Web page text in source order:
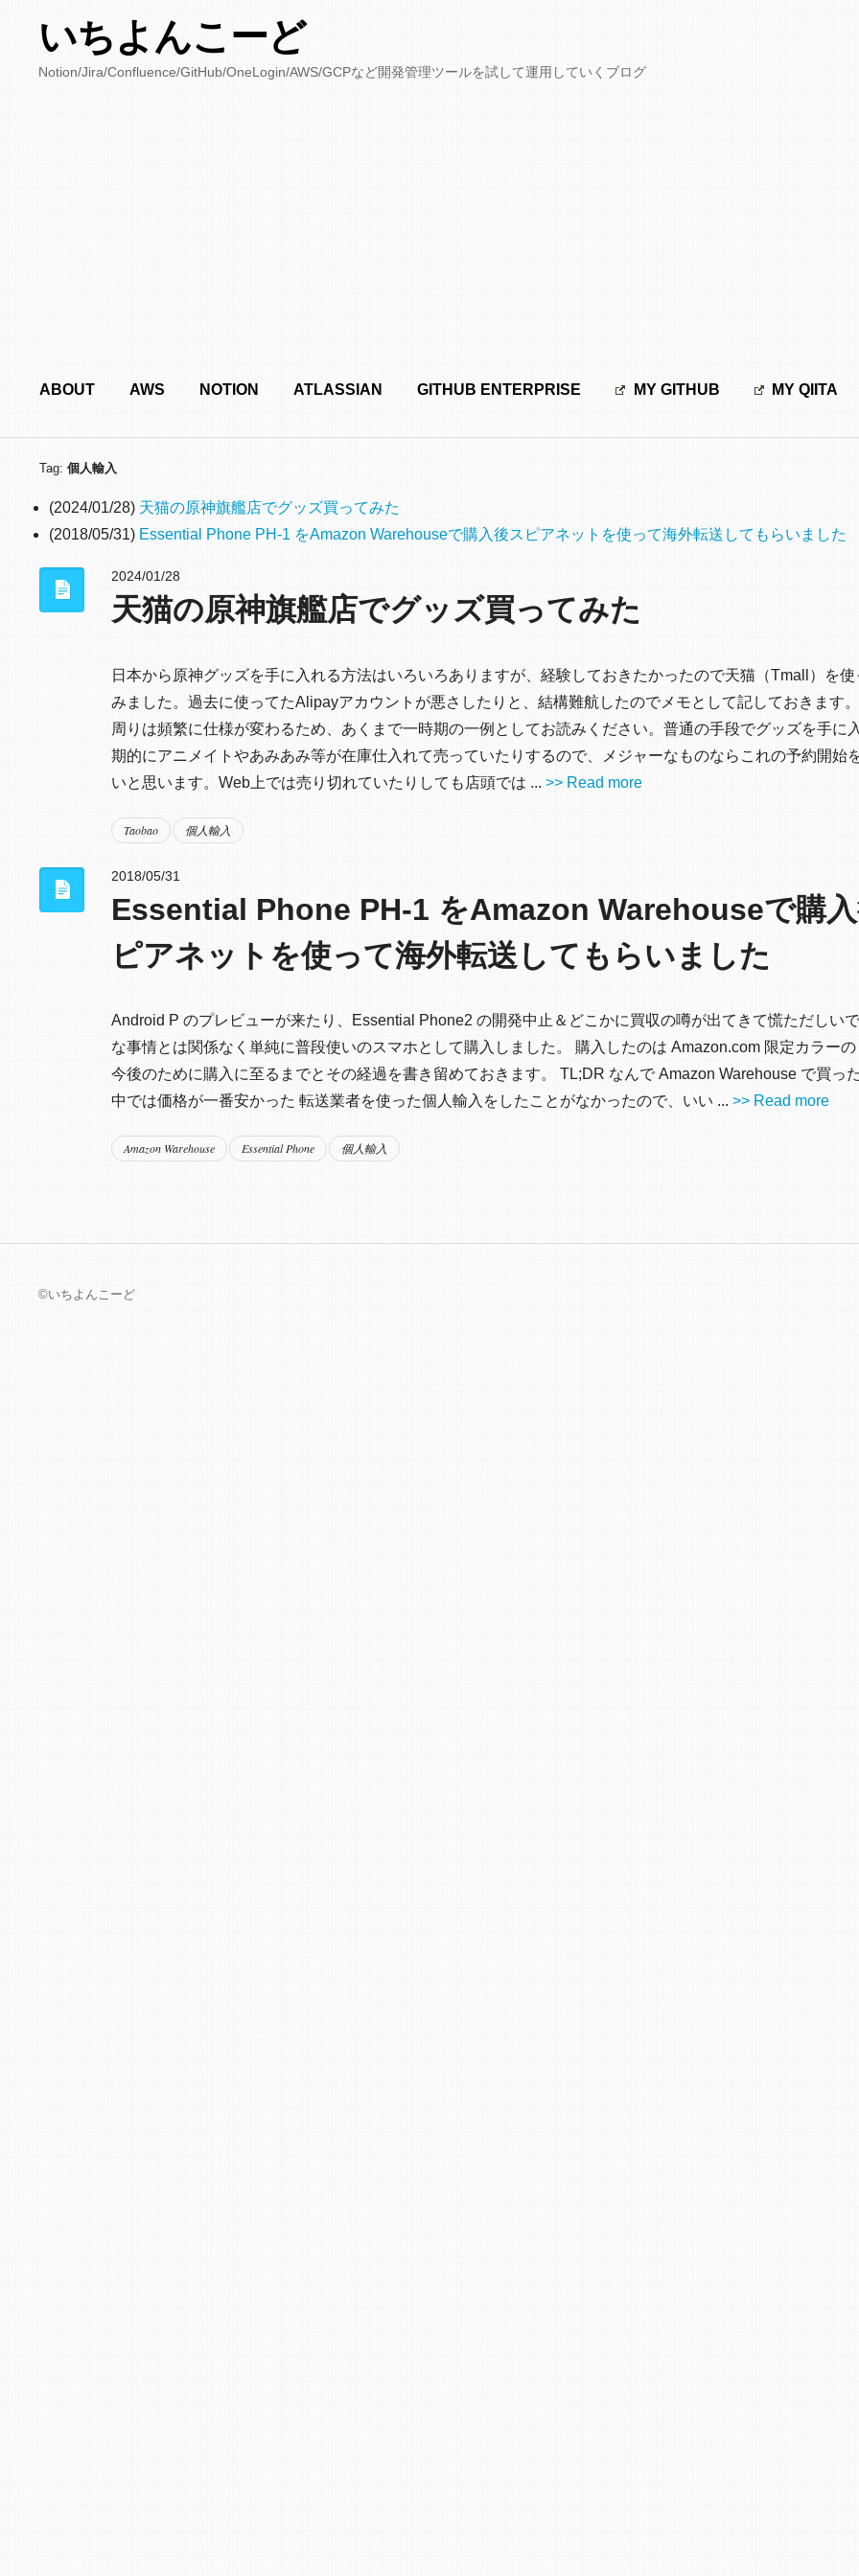
いちよんこーど
Notion/Jira/Confluence/GitHub/OneLogin/AWS/GCPなど開発管理ツールを試して運用していくブログ
ABOUT AWS NOTION ATLASSIAN GITHUB ENTERPRISE MY GITHUB MY QIITA
Tag: 個人輸入
(2024/01/28) 天猫の原神旗艦店でグッズ買ってみた
(2018/05/31) Essential Phone PH-1 をAmazon Warehouseで購入後スピアネットを使って海外転送してもらいました
2024/01/28
天猫の原神旗艦店でグッズ買ってみた
日本から原神グッズを手に入れる方法はいろいろありますが、経験しておきたかったので天猫（Tmall）を
みました。過去に使ってたAlipayアカウントが悪さしたりと、結構難航したのでメモとして記しておきます
周りは頻繁に仕様が変わるため、あくまで一時期の一例としてお読みください。普通の手段でグッズを手に
期的にアニメイトやあみあみ等が在庫仕入れて売っていたりするので、メジャーなものならこれの予約開始
いと思います。Web上では売り切れていたりしても店頭では ... >> Read more
Taobao 個人輸入
2018/05/31
Essential Phone PH-1 をAmazon Warehouseで購
ピアネットを使って海外転送してもらいました
Android P のプレビューが来たり、Essential Phone2 の開発中止＆どこかに買収の噂が出てきて慌ただしい
な事情とは関係なく単純に普段使いのスマホとして購入しました。 購入したのは Amazon.com 限定カラー
今後のために購入に至るまでとその経過を書き留めておきます。 TL;DR なんで Amazon Warehouse で買っ
中では価格が一番安かった 転送業者を使った個人輸入をしたことがなかったので、いい ... >> Read more
Amazon Warehouse Essential Phone 個人輸入
©いちよんこーど